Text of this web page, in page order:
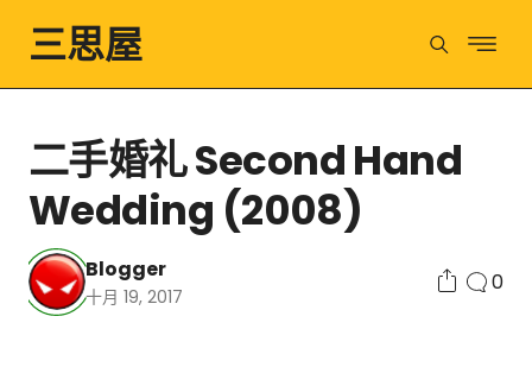
三思屋
二手婚礼 Second Hand
Wedding (2008)
Blogger
十月 19, 2017
0